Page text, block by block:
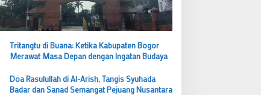
Tritangtu di Buana: Ketika Kabupaten Bogor
Merawat Masa Depan dengan Ingatan Budaya
Doa Rasulullah di Al-Arish, Tangis Syuhada
Badar dan Sanad Semangat Pejuang Nusantara